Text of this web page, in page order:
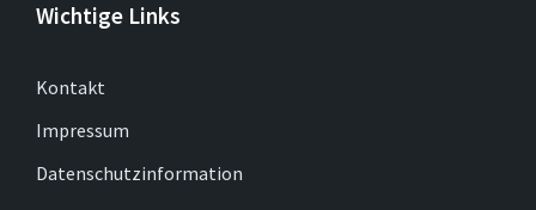
Wichtige Links
Kontakt
Impressum
Datenschutzinformation